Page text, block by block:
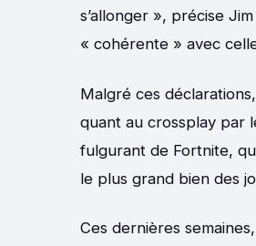
s’allonger », précise
« cohérente » avec
Malgré ces
quant au crossplay par
fulgurant de Fortnite,
le plus grand bien des
Ces dernières